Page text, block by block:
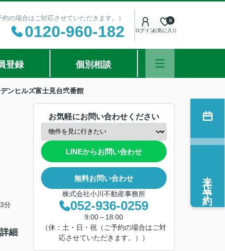
の場合はご対応させていただきます。）
0120-960-182 ログインお気に入り
0
登録 個別相談
ンヒルズ富士見台弐番館
分
細
お気軽にお問い合わせください
LINEからお問い合わせ
無料お問い合わせ
株式会社小川不動産事務所
052-936-0259
9:00～18:00
（休：土・日・祝（ご予約の場合はご対
応させていただきます。））
来店予約